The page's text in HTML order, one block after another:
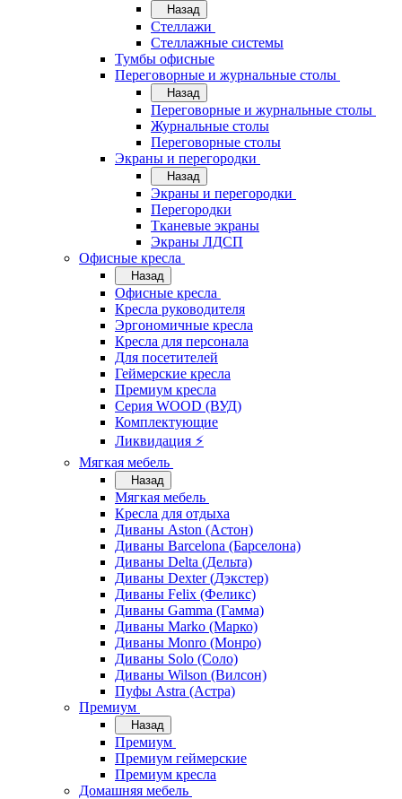
Назад
Стеллажи
Стеллажные системы
Тумбы офисные
Переговорные и журнальные столы
Назад
Переговорные и журнальные столы
Журнальные столы
Переговорные столы
Экраны и перегородки
Назад
Экраны и перегородки
Перегородки
Тканевые экраны
Экраны ЛДСП
Офисные кресла
Назад
Офисные кресла
Кресла руководителя
Эргономичные кресла
Кресла для персонала
Для посетителей
Геймерские кресла
Премиум кресла
Серия WOOD (ВУД)
Комплектующие
Ликвидация ⚡
Мягкая мебель
Назад
Мягкая мебель
Кресла для отдыха
Диваны Aston (Астон)
Диваны Barcelona (Барселона)
Диваны Delta (Дельта)
Диваны Dexter (Дэкстер)
Диваны Felix (Феликс)
Диваны Gamma (Гамма)
Диваны Marko (Марко)
Диваны Monro (Монро)
Диваны Solo (Соло)
Диваны Wilson (Вилсон)
Пуфы Astra (Астра)
Премиум
Назад
Премиум
Премиум геймерские
Премиум кресла
Домашняя мебель